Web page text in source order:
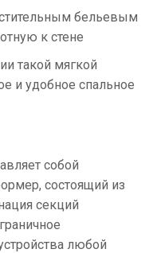
бельевым
к стене
такой мягкой
и удобное спальное
собой
состоящий из
секций
любой